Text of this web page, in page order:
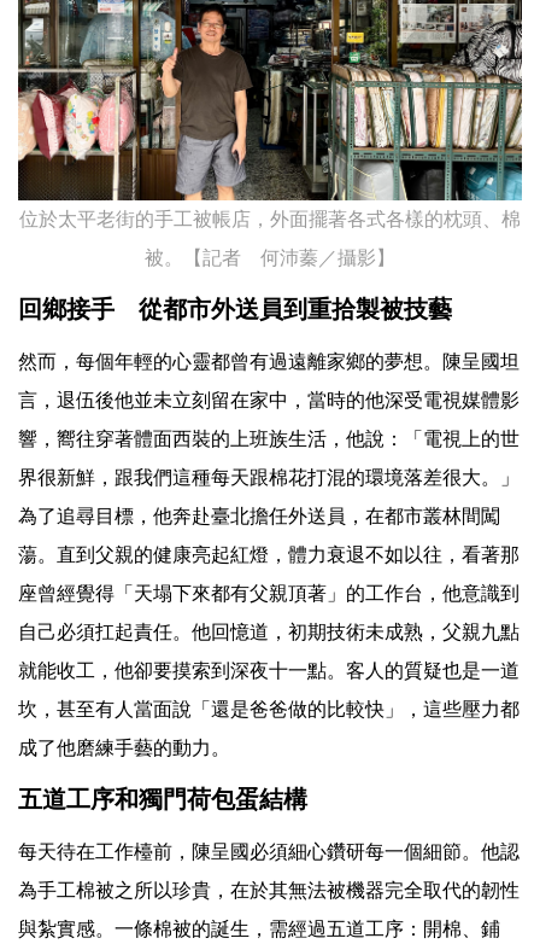
位於太平老街的手工被帳店，外面擺著各式各樣的枕頭、棉
被。【記者 何沛蓁／攝影】
回鄉接手 從都市外送員到重拾製被技藝
然而，每個年輕的心靈都曾有過遠離家鄉的夢想。陳呈國坦
言，退伍後他並未立刻留在家中，當時的他深受電視媒體影
響，嚮往穿著體面西裝的上班族生活，他說：「電視上的世
界很新鮮，跟我們這種每天跟棉花打混的環境落差很大。」
為了追尋目標，他奔赴臺北擔任外送員，在都市叢林間闖
蕩。直到父親的健康亮起紅燈，體力衰退不如以往，看著那
座曾經覺得「天塌下來都有父親頂著」的工作台，他意識到
自己必須扛起責任。他回憶道，初期技術未成熟，父親九點
就能收工，他卻要摸索到深夜十一點。客人的質疑也是一道
坎，甚至有人當面說「還是爸爸做的比較快」，這些壓力都
成了他磨練手藝的動力。
五道工序和獨門荷包蛋結構
每天待在工作檯前，陳呈國必須細心鑽研每一個細節。他認
為手工棉被之所以珍貴，在於其無法被機器完全取代的韌性
與紮實感。一條棉被的誕生，需經過五道工序：開棉、鋪